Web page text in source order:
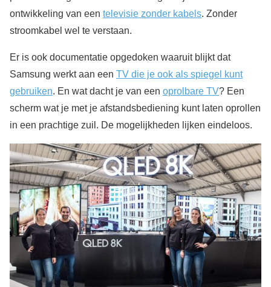
ontwikkeling van een televisie zonder kabels. Zonder
stroomkabel wel te verstaan.
Er is ook documentatie opgedoken waaruit blijkt dat
Samsung werkt aan een TV die je ook als spiegel kunt
gebruiken. En wat dacht je van een oprolbare TV? Een
scherm wat je met je afstandsbediening kunt laten oprollen
in een prachtige zuil. De mogelijkheden lijken eindeloos.